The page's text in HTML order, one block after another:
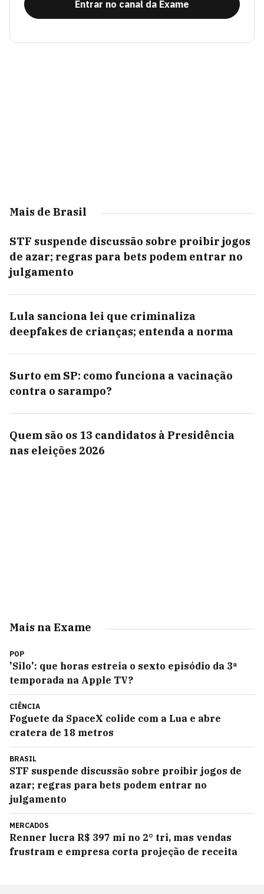
Entrar no canal da Exame
Mais de Brasil
STF suspende discussão sobre proibir jogos
de azar; regras para bets podem entrar no
julgamento
Lula sanciona lei que criminaliza
deepfakes de crianças; entenda a norma
Surto em SP: como funciona a vacinação
contra o sarampo?
Quem são os 13 candidatos à Presidência
nas eleições 2026
Mais na Exame
POP
'Silo': que horas estreia o sexto episódio da 3ª
temporada na Apple TV?
CIÊNCIA
Foguete da SpaceX colide com a Lua e abre
cratera de 18 metros
BRASIL
STF suspende discussão sobre proibir jogos de
azar; regras para bets podem entrar no
julgamento
MERCADOS
Renner lucra R$ 397 mi no 2° tri, mas vendas
frustram e empresa corta projeção de receita